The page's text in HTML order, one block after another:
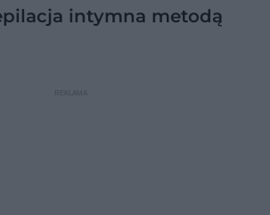
intymna metodą